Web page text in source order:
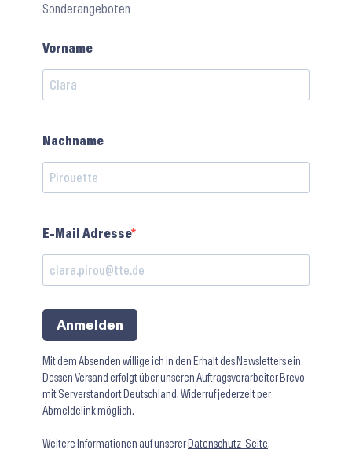
Sonderangeboten
Vorname
Nachname
E-Mail Adresse
Anmelden
Mit dem Absenden willige ich in den Erhalt des Newsletters ein.
Dessen Versand erfolgt über unseren Auftragsverarbeiter Brevo
mit Serverstandort Deutschland. Widerruf jederzeit per
Abmeldelink möglich.
Weitere Informationen auf unserer Datenschutz-Seite.